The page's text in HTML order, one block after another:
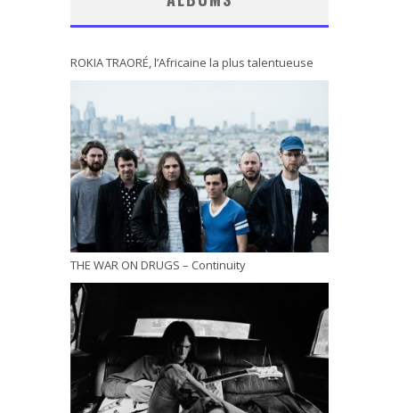
ROKIA TRAORÉ, l’Africaine la plus talentueuse
THE WAR ON DRUGS – Continuity